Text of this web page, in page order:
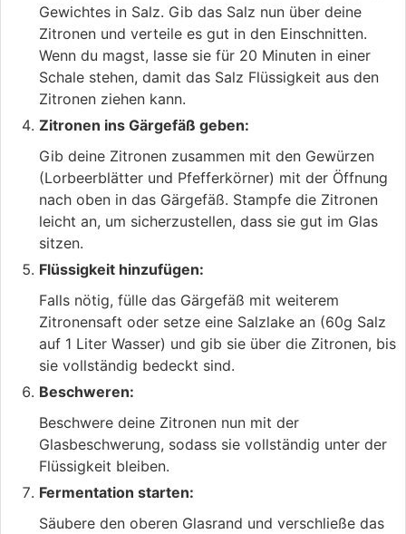
Gewichtes in Salz. Gib das Salz nun über deine
Zitronen und verteile es gut in den Einschnitten.
Wenn du magst, lasse sie für 20 Minuten in einer
Schale stehen, damit das Salz Flüssigkeit aus den
Zitronen ziehen kann.
Zitronen ins Gärgefäß geben:
Gib deine Zitronen zusammen mit den Gewürzen
(Lorbeerblätter und Pfefferkörner) mit der Öffnung
nach oben in das Gärgefäß. Stampfe die Zitronen
leicht an, um sicherzustellen, dass sie gut im Glas
sitzen.
Flüssigkeit hinzufügen:
Falls nötig, fülle das Gärgefäß mit weiterem
Zitronensaft oder setze eine Salzlake an (60g Salz
auf 1 Liter Wasser) und gib sie über die Zitronen, bis
sie vollständig bedeckt sind.
Beschweren:
Beschwere deine Zitronen nun mit der
Glasbeschwerung, sodass sie vollständig unter der
Flüssigkeit bleiben.
Fermentation starten:
Säubere den oberen Glasrand und verschließe das